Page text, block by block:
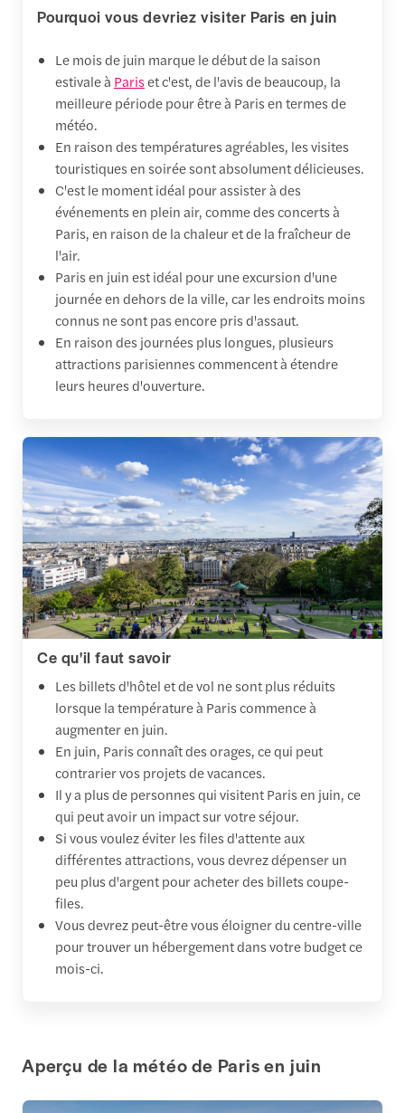
Pourquoi vous devriez visiter Paris en juin
Le mois de juin marque le début de la saison
estivale à Pariset c'est, de l'avis de beaucoup, la
meilleure période pour être à Paris en termes de
météo.
En raison des températures agréables, les visites
touristiques en soirée sont absolument délicieuses.
C'est le moment idéal pour assister à des
événements en plein air, comme des concerts à
Paris, en raison de la chaleur et de la fraîcheur de
l'air.
Paris en juin est idéal pour une excursion d'une
journée en dehors de la ville, car les endroits moins
connus ne sont pas encore pris d'assaut.
En raison des journées plus longues, plusieurs
attractions parisiennes commencent à étendre
leurs heures d'ouverture.
Ce qu'il faut savoir
Les billets d'hôtel et de vol ne sont plus réduits
lorsque la température à Paris commence à
augmenter en juin.
En juin, Paris connaît des orages, ce qui peut
contrarier vos projets de vacances.
Il y a plus de personnes qui visitent Paris en juin, ce
qui peut avoir un impact sur votre séjour.
Si vous voulez éviter les files d'attente aux
différentes attractions, vous devrez dépenser un
peu plus d'argent pour acheter des billets coupe-
files.
Vous devrez peut-être vous éloigner du centre-ville
pour trouver un hébergement dans votre budget ce
mois-ci.
Aperçu de la météo de Paris en juin